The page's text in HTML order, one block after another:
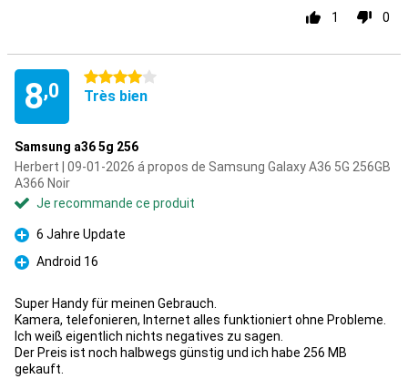
1 0
8,0
4 étoiles
Très bien
Samsung a36 5g 256
Herbert | 09-01-2026 á propos de Samsung Galaxy A36 5G 256GB
A366 Noir
Je recommande ce produit
Pour
6 Jahre Update
Pour
Android 16
Super Handy für meinen Gebrauch.
Kamera, telefonieren, Internet alles funktioniert ohne Probleme.
Ich weiß eigentlich nichts negatives zu sagen.
Der Preis ist noch halbwegs günstig und ich habe 256 MB
gekauft.